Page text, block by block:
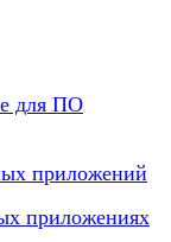
для ПО
приложений
приложениях